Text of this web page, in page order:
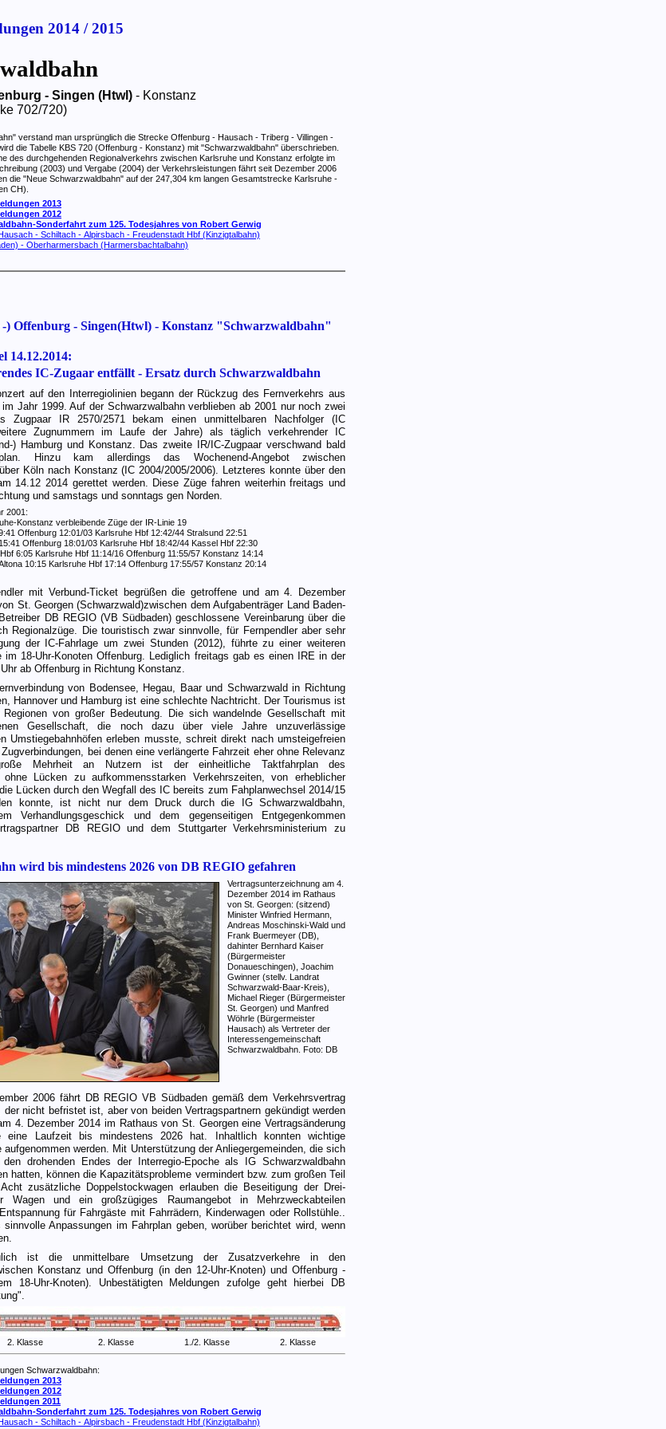
2014 / 2015
- Singen (Htwl) - Konstanz
702/720)
verstand man ursprünglich die Strecke Offenburg - Hausach - Triberg - Villingen -
die Tabelle KBS 720 (Offenburg - Konstanz) mit "Schwarzwaldbahn" überschrieben.
des durchgehenden Regionalverkehrs zwischen Karlsruhe und Konstanz erfolgte im
(2003) und Vergabe (2004) der Verkehrsleistungen fährt seit Dezember 2006
die "Neue Schwarzwaldbahn" auf der 247,304 km langen Gesamtstrecke Karlsruhe -
CH).
2013
2012
Sonderfahrt zum 125. Todesjahres von Robert Gerwig
- Schiltach - Alpirsbach - Freudenstadt Hbf (Kinzigtalbahn)
- Oberharmersbach (Harmersbachtalbahn)
) Offenburg - Singen(Htwl) - Konstanz "Schwarzwaldbahn"
14.12.2014:
IC-Zugaar entfällt - Ersatz durch Schwarzwaldbahn
auf den Interregiolinien begann der Rückzug des Fernverkehrs aus
Jahr 1999. Auf der Schwarzwalbahn verblieben ab 2001 nur noch zwei
Zugpaar IR 2570/2571 bekam einen unmittelbaren Nachfolger (IC
Zugnummern im Laufe der Jahre) als täglich verkehrender IC
) Hamburg und Konstanz. Das zweite IR/IC-Zugpaar verschwand bald
Hinzu kam allerdings das Wochenend-Angebot zwischen
Köln nach Konstanz (IC 2004/2005/2006). Letzteres konnte über den
14.12 2014 gerettet werden. Diese Züge fahren weiterhin freitags und
und samstags und sonntags gen Norden.
2001:
Konstanz verbleibende Züge der IR-Linie 19
Offenburg 12:01/03 Karlsruhe Hbf 12:42/44 Stralsund 22:51
Offenburg 18:01/03 Karlsruhe Hbf 18:42/44 Kassel Hbf 22:30
6:05 Karlsruhe Hbf 11:14/16 Offenburg 11:55/57 Konstanz 14:14
10:15 Karlsruhe Hbf 17:14 Offenburg 17:55/57 Konstanz 20:14
mit Verbund-Ticket begrüßen die getroffene und am 4. Dezember
St. Georgen (Schwarzwald)zwischen dem Aufgabenträger Land Baden-
DB REGIO (VB Südbaden) geschlossene Vereinbarung über die
Regionalzüge. Die touristisch zwar sinnvolle, für Fernpendler aber sehr
der IC-Fahrlage um zwei Stunden (2012), führte zu einer weiteren
im 18-Uhr-Konoten Offenburg. Lediglich freitags gab es einen IRE in der
ab Offenburg in Richtung Konstanz.
von Bodensee, Hegau, Baar und Schwarzwald in Richtung
Hannover und Hamburg ist eine schlechte Nachtricht. Der Tourismus ist
von großer Bedeutung. Die sich wandelnde Gesellschaft mit
Gesellschaft, die noch dazu über viele Jahre unzuverlässige
Umstiegebahnhöfen erleben musste, schreit direkt nach umsteigefreien
bei denen eine verlängerte Fahrzeit eher ohne Relevanz
Mehrheit an Nutzern ist der einheitliche Taktfahrplan des
ohne Lücken zu aufkommensstarken Verkehrszeiten, von erheblicher
Lücken durch den Wegfall des IC bereits zum Fahplanwechsel 2014/15
konnte, ist nicht nur dem Druck durch die IG Schwarzwaldbahn,
Verhandlungsgeschick und dem gegenseitigen Entgegenkommen
DB REGIO und dem Stuttgarter Verkehrsministerium zu
wird bis mindestens 2026 von DB REGIO gefahren
Vertragsunterzeichnung am 4.
Dezember 2014 im Rathaus
von St. Georgen: (sitzend)
Minister Winfried Hermann,
Andreas Moschinski-Wald und
Frank Buermeyer (DB),
dahinter Bernhard Kaiser
(Bürgermeister
Donaueschingen), Joachim
Gwinner (stellv. Landrat
Schwarzwald-Baar-Kreis),
Michael Rieger (Bürgermeister
St. Georgen) und Manfred
Wöhrle (Bürgermeister
Hausach) als Vertreter der
Interessengemeinschaft
Schwarzwaldbahn. Foto: DB
2006 fährt DB REGIO VB Südbaden gemäß dem Verkehrsvertrag
der nicht befristet ist, aber von beiden Vertragspartnern gekündigt werden
4. Dezember 2014 im Rathaus von St. Georgen eine Vertragsänderung
eine Laufzeit bis mindestens 2026 hat. Inhaltlich konnten wichtige
aufgenommen werden. Mit Unterstützung der Anliegergemeinden, die sich
drohenden Endes der Interregio-Epoche als IG Schwarzwaldbahn
hatten, können die Kapazitätsprobleme vermindert bzw. zum großen Teil
zusätzliche Doppelstockwagen erlauben die Beseitigung der Drei-
Wagen und ein großzügiges Raumangebot in Mehrzweckabteilen
für Fahrgäste mit Fahrrädern, Kinderwagen oder Rollstühle..
Anpassungen im Fahrplan geben, worüber berichtet wird, wenn
ist die unmittelbare Umsetzung der Zusatzverkehre in den
Konstanz und Offenburg (in den 12-Uhr-Knoten) und Offenburg -
18-Uhr-Knoten). Unbestätigten Meldungen zufolge geht hierbei DB
2. Klasse 2. Klasse 1./2. Klasse 2. Klasse
Schwarzwaldbahn:
2013
2012
2011
Sonderfahrt zum 125. Todesjahres von Robert Gerwig
- Schiltach - Alpirsbach - Freudenstadt Hbf (Kinzigtalbahn)